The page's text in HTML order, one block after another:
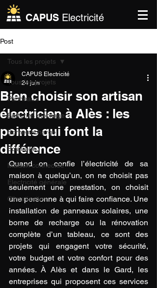
CAPUS Electricité
Post
Tous les projets
Panneaux
Batteries stockage
Borne recharge
Eclairage
Maison connectée
Electricité générale
Climatisation
Tous les projets
Bien choisir son artisan
électricien à Alès : les
points qui font la
différence
CAPUS Electricité
24 juin
Quand on confie l’électricité de sa
maison à quelqu’un, on ne choisit pas
seulement une prestation, on choisit
une personne à qui faire confiance. Une
installation de panneaux solaires, une
borne de recharge ou la rénovation
complète d’un tableau, ce sont des
projets qui engagent votre sécurité,
votre budget et votre confort pour des
années. À Alès et dans le Gard, les
entreprises qui proposent ces services